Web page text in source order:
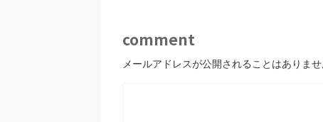
comment
メールアドレスが公開されることはありませ